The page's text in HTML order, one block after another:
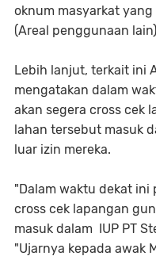
oknum masyarkat
(Areal penggunaan
Lebih lanjut, terkait ini
mengatakan dalam
akan segera cross cek
lahan tersebut masuk
luar izin mereka.
"Dalam waktu dekat ini
cross cek lapangan
masuk dalam IUP PT
"Ujarnya kepada awak